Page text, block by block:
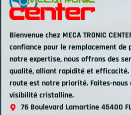
Bienvenue chez MECA TRONIC
confiance pour le remplacement de
notre expertise, nous offrons des
qualité, alliant rapidité et efficacité.
route est notre priorité. Faites-nous
visibilité cristalline.
76 Boulevard Lamartine 45400